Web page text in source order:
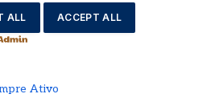
ALL ACCEPT ALL
Ativo